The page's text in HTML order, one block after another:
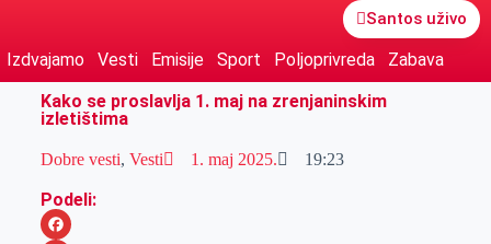
Santos uživo
Izdvajamo Vesti Emisije Sport Poljoprivreda
Zabava
Kako se proslavlja 1. maj na zrenjaninskim
izletištima
Dobre vesti, Vesti 1. maj 2025. 19:23
Podeli: